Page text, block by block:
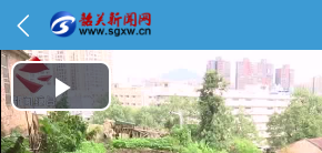
Play Video